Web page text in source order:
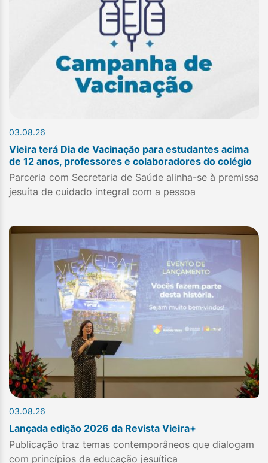
03.08.26
Vieira terá Dia de Vacinação para estudantes acima
de 12 anos, professores e colaboradores do colégio
Parceria com Secretaria de Saúde alinha-se à premissa
jesuíta de cuidado integral com a pessoa
03.08.26
Lançada edição 2026 da Revista Vieira+
Publicação traz temas contemporâneos que dialogam
com princípios da educação jesuítica